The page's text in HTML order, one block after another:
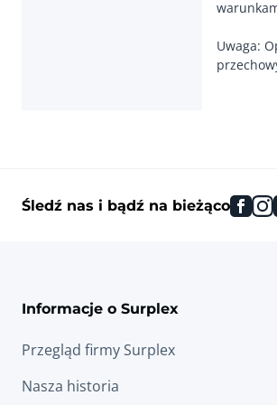
Uwaga:
Śledź nas i bądź na bieżąco
Informacje o Surplex
Przegląd firmy Surplex
Nasza historia